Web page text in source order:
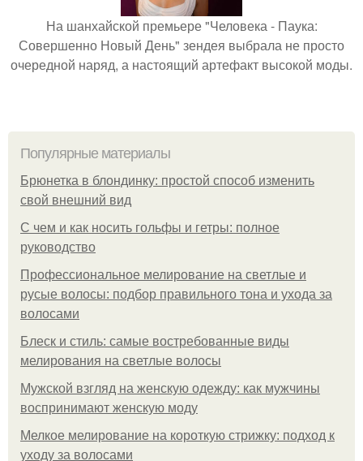
На шанхайской премьере "Человека - Паука:
Совершенно Новый День" зендея выбрала не просто
очередной наряд, а настоящий артефакт высокой моды.
Популярные материалы
Брюнетка в блондинку: простой способ изменить
свой внешний вид
С чем и как носить гольфы и гетры: полное
руководство
Профессиональное мелирование на светлые и
русые волосы: подбор правильного тона и ухода за
волосами
Блеск и стиль: самые востребованные виды
мелирования на светлые волосы
Мужской взгляд на женскую одежду: как мужчины
воспринимают женскую моду
Мелкое мелирование на короткую стрижку: подход к
уходу за волосами